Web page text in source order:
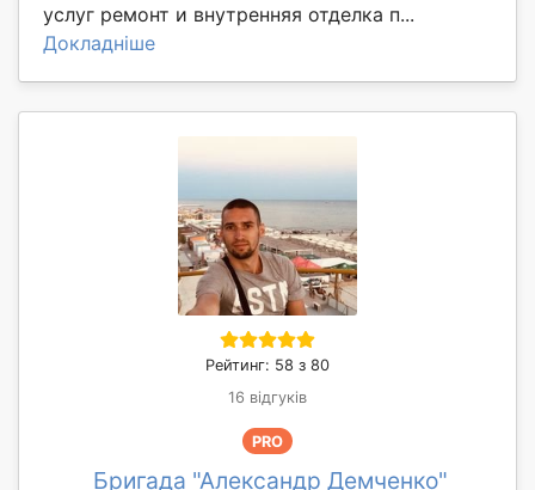
услуг ремонт и внутренняя отделка п...
Докладніше
Рейтинг: 58 з 80
16 відгуків
PRO
Бригада "Александр Демченко"